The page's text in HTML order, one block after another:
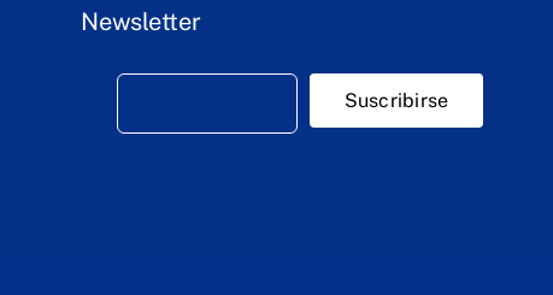
Newsletter
Suscribirse